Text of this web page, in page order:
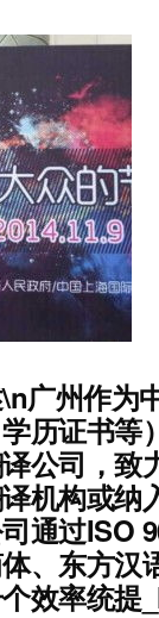
\n广州作为
历证书
公司，
机构或
通过ISO
、东方
效率统提